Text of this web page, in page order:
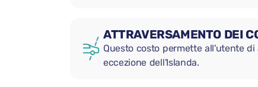
ATTRAVERSAMENTO DEI
Questo costo permette all'utente
eccezione dell'Islanda.